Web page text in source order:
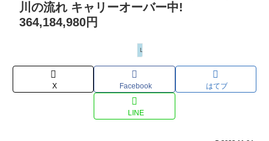
川の流れ キャリーオーバー中!
364,184,980円
Loto
X Facebook はてブ
LINE